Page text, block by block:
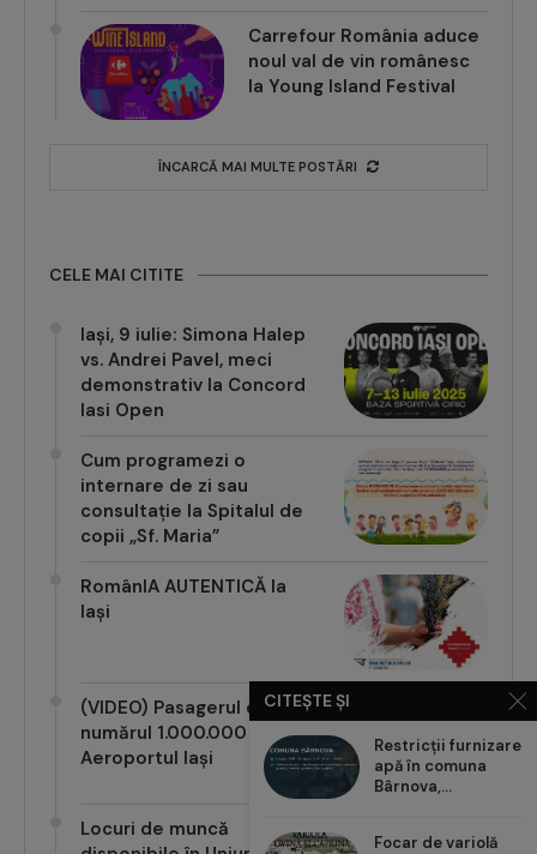
Carrefour România aduce
noul val de vin românesc
la Young Island Festival
ÎNCARCĂ MAI MULTE POSTĂRI
CELE MAI CITITE
Iași, 9 iulie: Simona Halep
vs. Andrei Pavel, meci
demonstrativ la Concord
Iasi Open
Cum programezi o
internare de zi sau
consultație la Spitalul de
copii „Sf. Maria”
RomânIA AUTENTICĂ la
Iași
(VIDEO) Pasagerul cu
numărul 1.000.000 pe
Aeroportul Iași
Locuri de muncă
CITEȘTE ȘI
Restricții furnizare
apă în comuna
Bârnova,...
Focar de variolă